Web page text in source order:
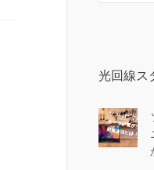
光回線ス